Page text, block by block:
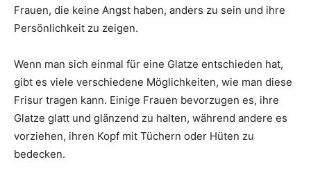
Frauen, die keine Angst haben, anders zu sein und ihre
Persönlichkeit zu zeigen.
Wenn man sich einmal für eine Glatze entschieden hat,
gibt es viele verschiedene Möglichkeiten, wie man diese
Frisur tragen kann. Einige Frauen bevorzugen es, ihre
Glatze glatt und glänzend zu halten, während andere es
vorziehen, ihren Kopf mit Tüchern oder Hüten zu
bedecken.